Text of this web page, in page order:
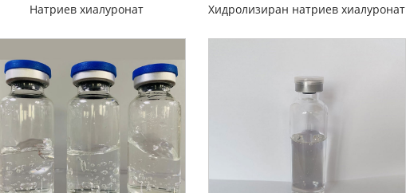
Натриев хиалуронат Хидролизиран натриев хиалуронат